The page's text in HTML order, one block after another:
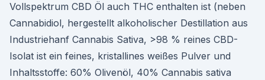
Vollspektrum CBD Öl auch THC enthalten ist (neben
Cannabidiol, hergestellt alkoholischer Destillation aus
Industriehanf Cannabis Sativa, >98 % reines CBD-
Isolat ist ein feines, kristallines weißes Pulver und
Inhaltsstoffe: 60% Olivenöl, 40% Cannabis sativa